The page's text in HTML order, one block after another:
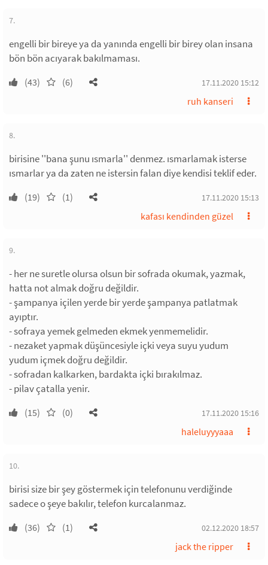
7.
engelli bir bireye ya da yanında engelli bir birey olan insana
bön bön acıyarak bakılmaması.
(43) (6) 17.11.2020 15:12
ruh kanseri
8.
birisine ''bana şunu ısmarla'' denmez. ısmarlamak isterse
ısmarlar ya da zaten ne istersin falan diye kendisi teklif eder.
(19) (1) 17.11.2020 15:13
kafası kendinden güzel
9.
- her ne suretle olursa olsun bir sofrada okumak, yazmak,
hatta not almak doğru değildir.
- şampanya içilen yerde bir yerde şampanya patlatmak
ayıptır.
- sofraya yemek gelmeden ekmek yenmemelidir.
- nezaket yapmak düşüncesiyle içki veya suyu yudum
yudum içmek doğru değildir.
- sofradan kalkarken, bardakta içki bırakılmaz.
- pilav çatalla yenir.
(15) (0) 17.11.2020 15:16
haleluyyyaaa
10.
birisi size bir şey göstermek için telefonunu verdiğinde
sadece o şeye bakılır, telefon kurcalanmaz.
(36) (1) 02.12.2020 18:57
jack the ripper